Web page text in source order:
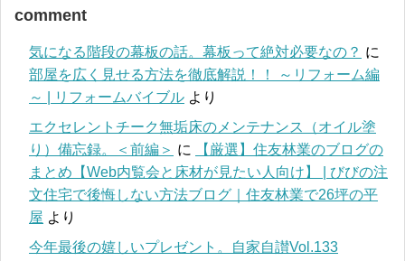
comment
気になる階段の幕板の話。幕板って絶対必要なの？ に
部屋を広く見せる方法を徹底解説！！ ～リフォーム編
～ | リフォームバイブル より
エクセレントチーク無垢床のメンテナンス（オイル塗
り）備忘録。＜前編＞ に
【厳選】住友林業のブログの
まとめ【Web内覧会と床材が見たい人向け】 | びびの注
文住宅で後悔しない方法ブログ｜住友林業で26坪の平
屋 より
今年最後の嬉しいプレゼント。自家自讃Vol.133